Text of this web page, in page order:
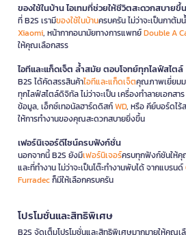
ของใช้ในบ้าน ไอเทมที่ช่วยให้ชีวิตสะดวกสบายขึ้น
ที่ B2S เรามีของใช้ในบ้านครบครัน ไม่ว่าจะเป็นกาต้ม
Xiaomi, หน้ากากอนามัยทางการแพทย์Double A
ให้คุณเลือกสรร
ไอทีและแก็ดเจ็ต ล้ำสมัย ตอบโจทย์ทุกไลฟ์สไตล์
B2S ได้คัดสรรสินค้าไอทีและแก็ดเจ็ตคุณภาพเยี่ยมม
ทุกไลฟ์สไตล์ดิจิทัล ไม่ว่าจะเป็น เครื่องทำลายเอกสาร
ข้อมูล, เอ็กซ์เทอนัลฮาร์ดดิสก์WD, หรือ คีย์บอร์ดไร้
ให้การทำงานของคุณสะดวกสบายยิ่งขึ้น
เฟอร์นิเจอร์ดีไซน์ครบฟังก์ชั่น
นอกจากนี้ B2S ยังมีเฟอร์นิเจอร์ครบทุกฟังก์ชันให้คุ
และที่ทำงาน ไม่ว่าจะเป็นโต๊ะทำงานพับได้ จากแบรนด์
Furradecก็มีให้เลือกครบครัน
โปรโมชั่นและสิทธิพิเศษ
B2S จัดเต็มโปรโมชั่นและสิทธิพิเศษมากมายให้คุณเ